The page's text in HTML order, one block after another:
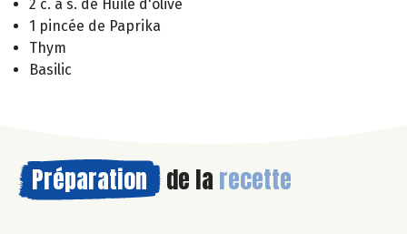
2 c. à s. de Huile d'olive
1 pincée de Paprika
Thym
Basilic
Préparation de la recette